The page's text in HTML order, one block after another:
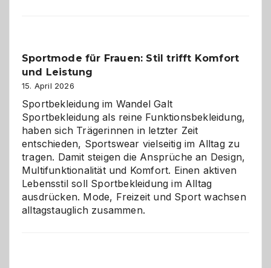
gegen
Chaos
Sportmode für Frauen: Stil trifft Komfort
und Leistung
15. April 2026
Sportbekleidung im Wandel Galt
Sportbekleidung als reine Funktionsbekleidung,
haben sich Trägerinnen in letzter Zeit
entschieden, Sportswear vielseitig im Alltag zu
tragen. Damit steigen die Ansprüche an Design,
Multifunktionalität und Komfort. Einen aktiven
Lebensstil soll Sportbekleidung im Alltag
ausdrücken. Mode, Freizeit und Sport wachsen
alltagstauglich zusammen.